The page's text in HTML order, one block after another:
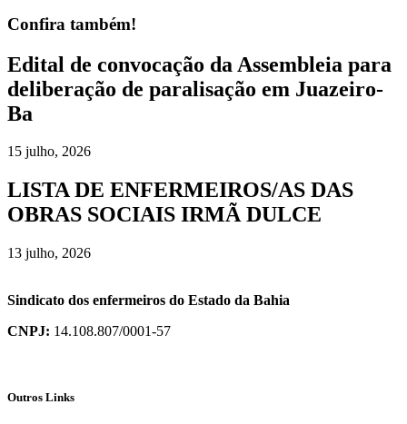
Confira também!
Edital de convocação da Assembleia para
deliberação de paralisação em Juazeiro-
Ba
15 julho, 2026
LISTA DE ENFERMEIROS/AS DAS
OBRAS SOCIAIS IRMÃ DULCE
13 julho, 2026
Sindicato dos enfermeiros do Estado da Bahia
CNPJ: 14.108.807/0001-57
Outros Links